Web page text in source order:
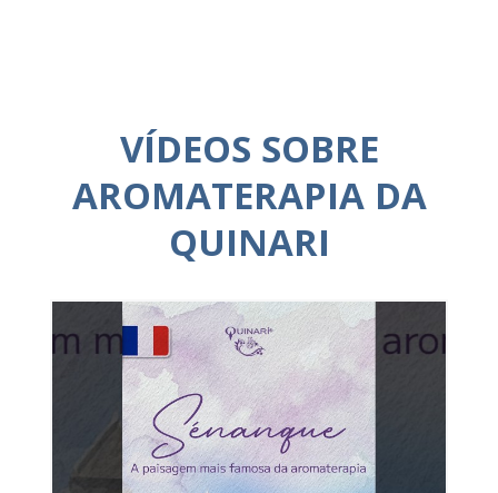
VÍDEOS SOBRE
AROMATERAPIA DA
QUINARI